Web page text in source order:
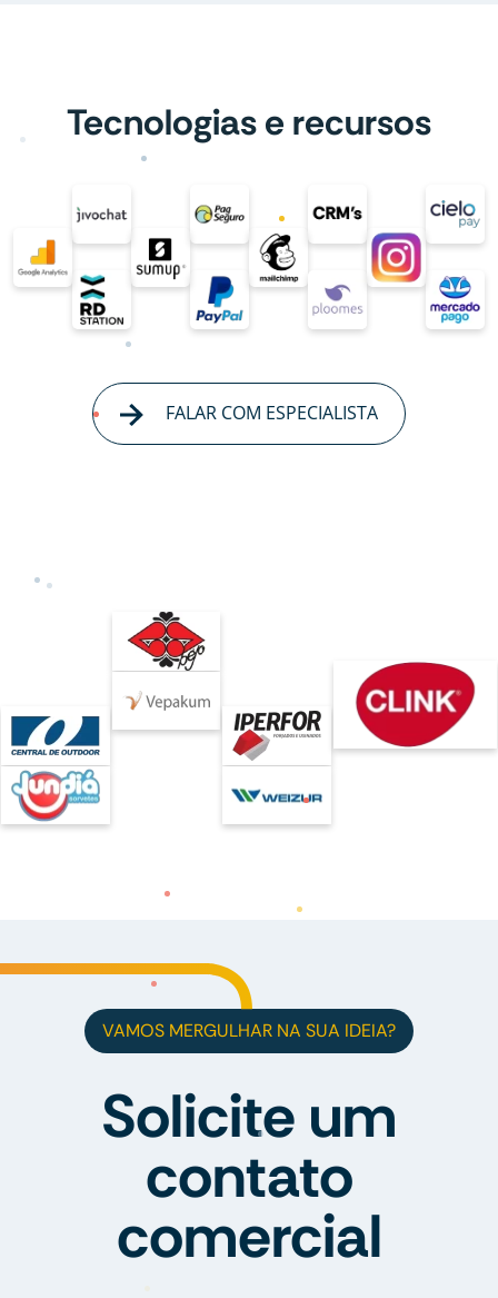
Tecnologias e recursos
FALAR COM ESPECIALISTA
VAMOS MERGULHAR NA SUA IDEIA?
Solicite um
contato
comercial